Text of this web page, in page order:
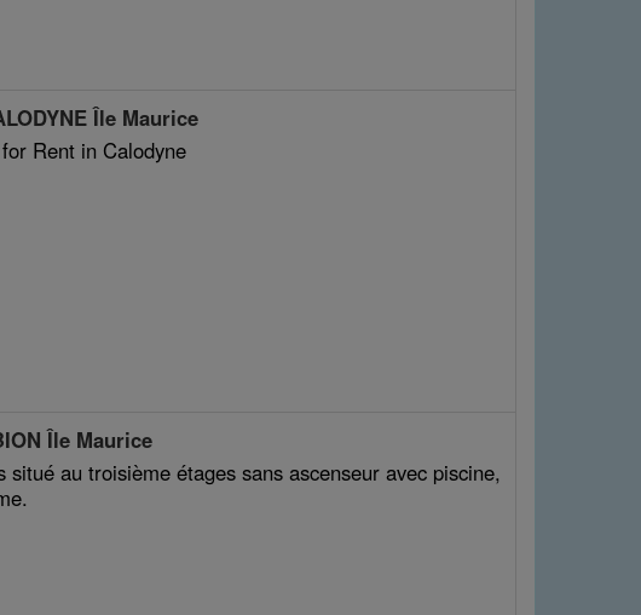
Île Maurice
Rent in Calodyne
Île Maurice
au troisième étages sans ascenseur avec piscine,